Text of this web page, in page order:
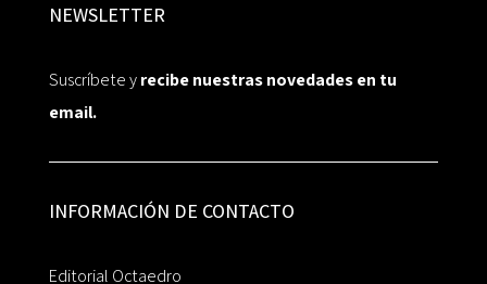
NEWSLETTER
Suscríbete yrecibe nuestras novedades en tu
email.
INFORMACIÓN DE CONTACTO
Editorial Octaedro